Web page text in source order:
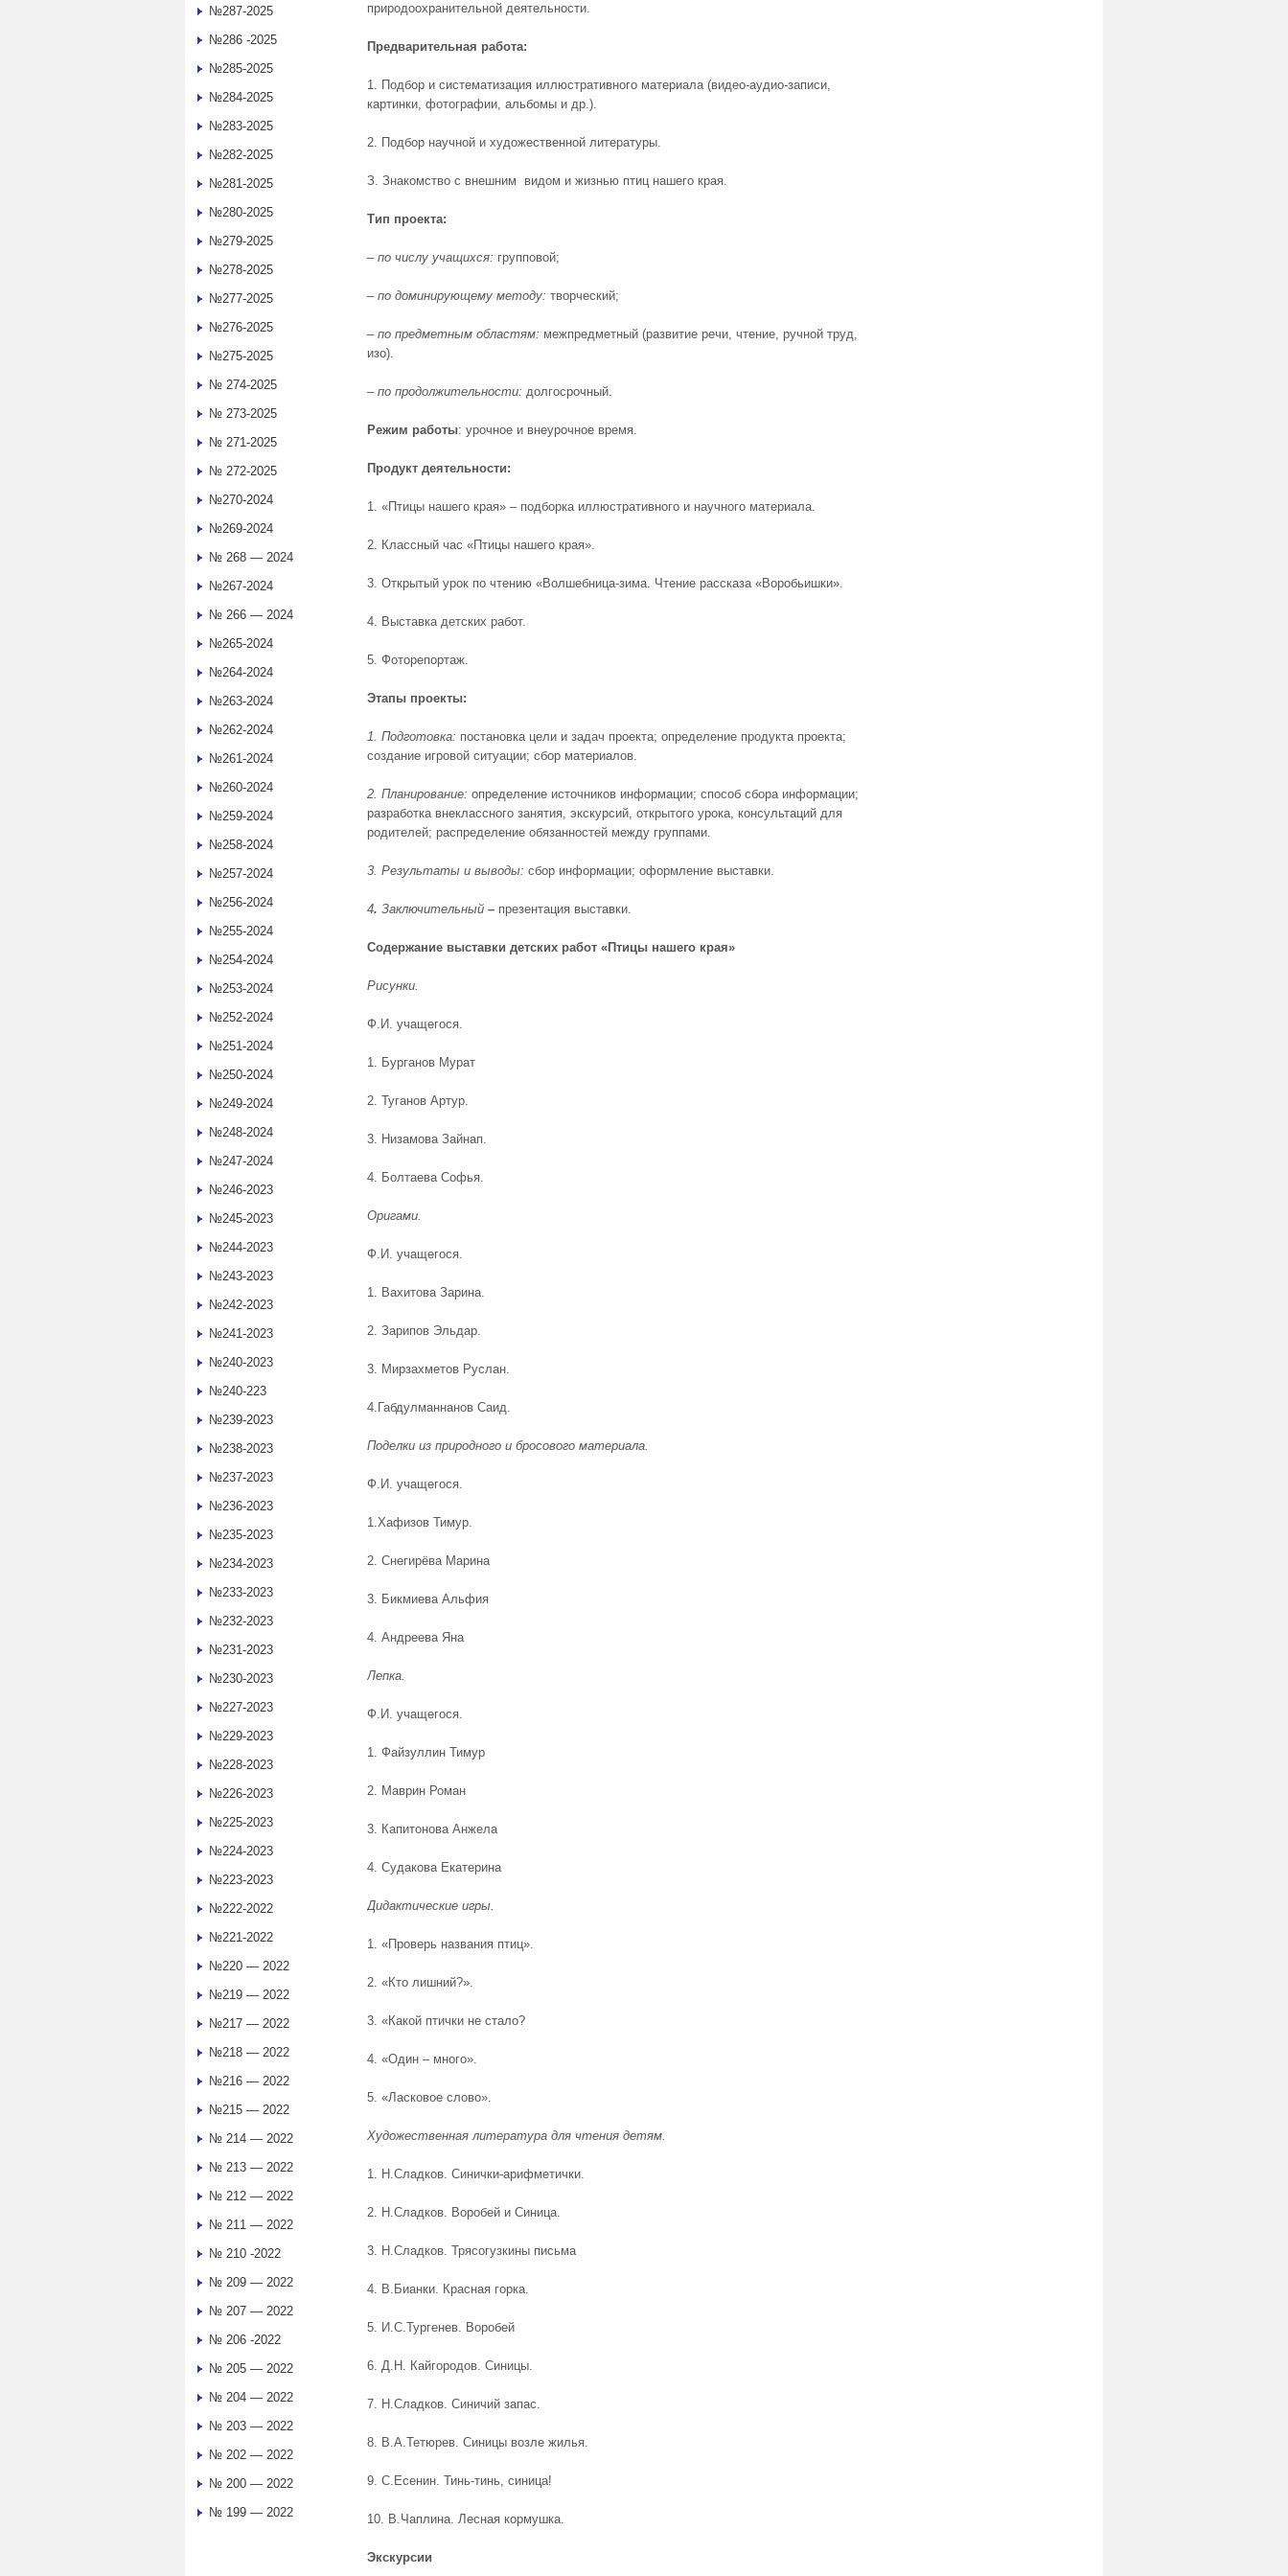
природоохранительной деятельности.
Предварительная работа:
1. Подбор и систематизация иллюстративного материала (видео-аудио-записи,
картинки, фотографии, альбомы и др.).
2. Подбор научной и художественной литературы.
З. Знакомство с внешним видом и жизнью птиц нашего края.
Тип проекта:
– по числу учащихся: групповой;
– по доминирующему методу: творческий;
– по предметным областям: межпредметный (развитие речи, чтение, ручной труд,
изо).
– по продолжительности: долгосрочный.
Режим работы: урочное и внеурочное время.
Продукт деятельности:
1. «Птицы нашего края» – подборка иллюстративного и научного материала.
2. Классный час «Птицы нашего края».
3. Открытый урок по чтению «Волшебница-зима. Чтение рассказа «Воробьишки».
4. Выставка детских работ.
5. Фоторепортаж.
Этапы проекты:
1. Подготовка: постановка цели и задач проекта; определение продукта проекта;
создание игровой ситуации; сбор материалов.
2. Планирование: определение источников информации; способ сбора информации;
разработка внеклассного занятия, экскурсий, открытого урока, консультаций для
родителей; распределение обязанностей между группами.
3. Результаты и выводы: сбор информации; оформление выставки.
4. Заключительный – презентация выставки.
Содержание выставки детских работ «Птицы нашего края»
Рисунки.
Ф.И. учащегося.
1. Бурганов Мурат
2. Туганов Артур.
3. Низамова Зайнап.
4. Болтаева Софья.
Оригами.
Ф.И. учащегося.
1. Вахитова Зарина.
2. Зарипов Эльдар.
3. Мирзахметов Руслан.
4.Габдулманнанов Саид.
Поделки из природного и бросового материала.
Ф.И. учащегося.
1.Хафизов Тимур.
2. Снегирёва Марина
3. Бикмиева Альфия
4. Андреева Яна
Лепка.
Ф.И. учащегося.
1. Файзуллин Тимур
2. Маврин Роман
3. Капитонова Анжела
4. Судакова Екатерина
Дидактические игры.
1. «Проверь названия птиц».
2. «Кто лишний?».
3. «Какой птички не стало?
4. «Один – много».
5. «Ласковое слово».
Художественная литература для чтения детям.
1. Н.Сладков. Синички-арифметички.
2. Н.Сладков. Воробей и Синица.
3. Н.Сладков. Трясогузкины письма
4. В.Бианки. Красная горка.
5. И.С.Тургенев. Воробей
6. Д.Н. Кайгородов. Синицы.
7. Н.Сладков. Синичий запас.
8. В.А.Тетюрев. Синицы возле жилья.
9. С.Есенин. Тинь-тинь, синица!
10. В.Чаплина. Лесная кормушка.
Экскурсии
№287-2025
№286 -2025
№285-2025
№284-2025
№283-2025
№282-2025
№281-2025
№280-2025
№279-2025
№278-2025
№277-2025
№276-2025
№275-2025
№ 274-2025
№ 273-2025
№ 271-2025
№ 272-2025
№270-2024
№269-2024
№ 268 — 2024
№267-2024
№ 266 — 2024
№265-2024
№264-2024
№263-2024
№262-2024
№261-2024
№260-2024
№259-2024
№258-2024
№257-2024
№256-2024
№255-2024
№254-2024
№253-2024
№252-2024
№251-2024
№250-2024
№249-2024
№248-2024
№247-2024
№246-2023
№245-2023
№244-2023
№243-2023
№242-2023
№241-2023
№240-2023
№240-223
№239-2023
№238-2023
№237-2023
№236-2023
№235-2023
№234-2023
№233-2023
№232-2023
№231-2023
№230-2023
№227-2023
№229-2023
№228-2023
№226-2023
№225-2023
№224-2023
№223-2023
№222-2022
№221-2022
№220 — 2022
№219 — 2022
№217 — 2022
№218 — 2022
№216 — 2022
№215 — 2022
№ 214 — 2022
№ 213 — 2022
№ 212 — 2022
№ 211 — 2022
№ 210 -2022
№ 209 — 2022
№ 207 — 2022
№ 206 -2022
№ 205 — 2022
№ 204 — 2022
№ 203 — 2022
№ 202 — 2022
№ 200 — 2022
№ 199 — 2022